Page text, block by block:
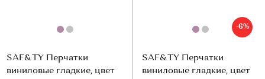
SAF&TY Перчатки
виниловые гладкие, цвет
-6%
SAF&TY Перчатки
виниловые гладкие, цвет